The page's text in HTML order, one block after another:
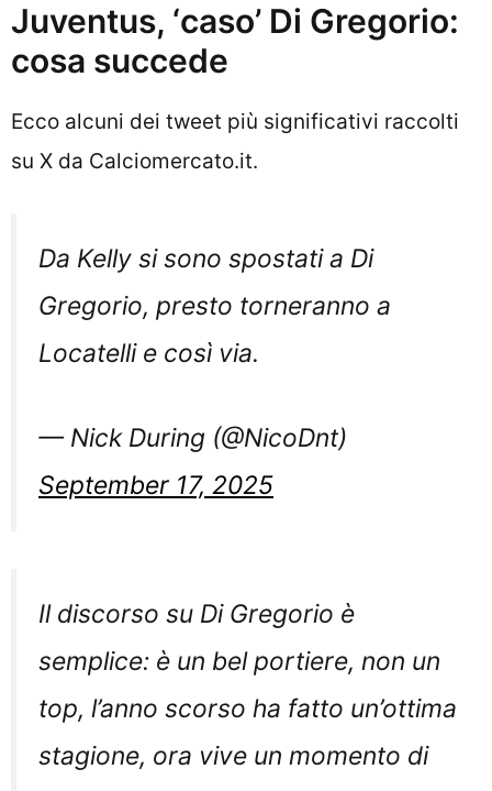
Juventus, ‘caso’ Di Gregorio:
cosa succede
Ecco alcuni dei tweet più significativi raccolti
su X da Calciomercato.it.
Da Kelly si sono spostati a Di
Gregorio, presto torneranno a
Locatelli e così via.
— Nick During (@NicoDnt)
September 17, 2025
Il discorso su Di Gregorio è
semplice: è un bel portiere, non un
top, l’anno scorso ha fatto un’ottima
stagione, ora vive un momento di